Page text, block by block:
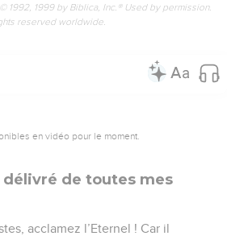
1992, 1999 by Biblica, Inc.® Used by permission.
reserved worldwide.
en vidéo pour le moment.
délivré de toutes mes
acclamez l’Eternel ! Car il